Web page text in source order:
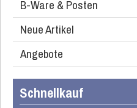
B-Ware & Posten
Neue Artikel
Angebote
Schnellkauf